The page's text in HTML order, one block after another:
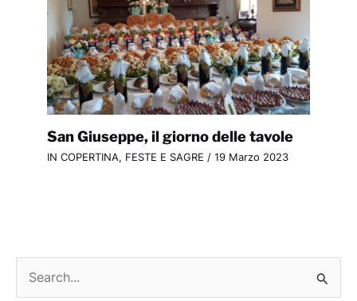
San Giuseppe, il giorno delle tavole
IN COPERTINA, FESTE E SAGRE / 19 Marzo 2023